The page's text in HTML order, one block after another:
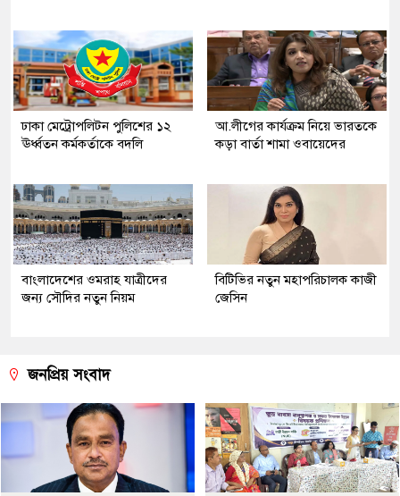
ঢাকা মেট্রোপলিটন পুলিশের ১২
ঊর্ধ্বতন কর্মকর্তাকে বদলি
আ.লীগের কার্যক্রম নিয়ে ভারতকে
কড়া বার্তা শামা ওবায়েদের
বাংলাদেশের ওমরাহ যাত্রীদের
জন্য সৌদির নতুন নিয়ম
বিটিভির নতুন মহাপরিচালক কাজী
জেসিন
জনপ্রিয় সংবাদ